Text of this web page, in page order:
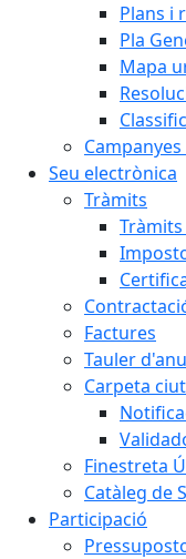
Plans i
Pla
Mapa
Seu electrònica
Tràmits
Factures
Tauler
Carpeta
Finestreta
Catàleg de
Participació